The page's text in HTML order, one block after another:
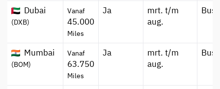
Dubai
(DXB)
Vanaf
45.000
Miles
Ja
mrt. t/m
aug.
Mumbai
(BOM)
Vanaf
63.750
Miles
Ja
mrt. t/m
aug.